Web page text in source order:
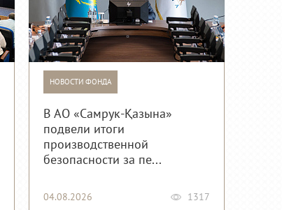
НОВОСТИ ФОНДА
В АО «Самрук-Қазына»
подвели итоги
производственной
безопасности за пе...
04.08.2026 1317